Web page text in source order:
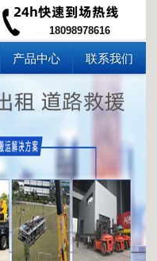
18098978616
产品中心 联系我们